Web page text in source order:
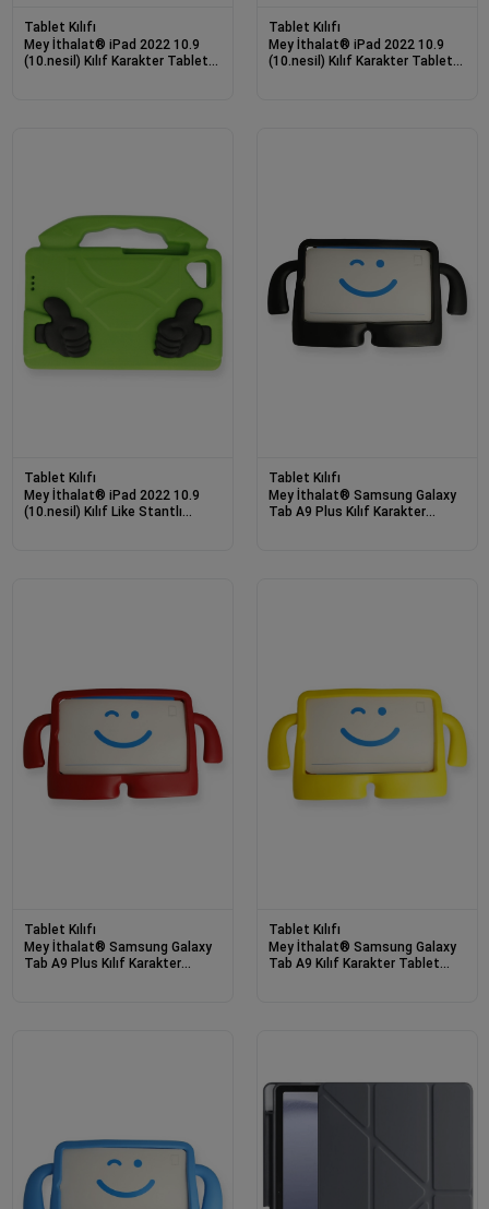
Tablet Kılıfı
Mey İthalat® iPad 2022 10.9
(10.nesil) Kılıf Karakter Tablet
Tablet Kılıfı
Mey İthalat® iPad 2022 10.9
(10.nesil) Kılıf Karakter Tablet
Tablet Kılıfı
Mey İthalat® iPad 2022 10.9
(10.nesil) Kılıf Like Stantlı
Tablet Kılıfı
Mey İthalat® Samsung Galaxy
Tab A9 Plus Kılıf Karakter
Tablet Kılıfı
Mey İthalat® Samsung Galaxy
Tab A9 Plus Kılıf Karakter
Tablet Kılıfı
Mey İthalat® Samsung Galaxy
Tab A9 Kılıf Karakter Tablet